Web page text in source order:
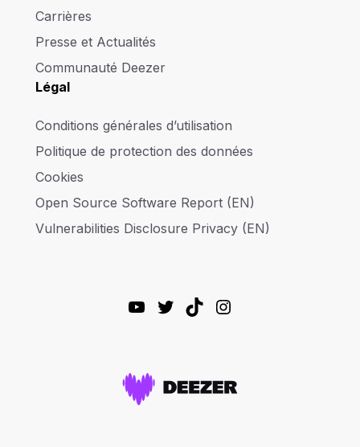
Carrières
Presse et Actualités
Communauté Deezer
Légal
Conditions générales d’utilisation
Politique de protection des données
Cookies
Open Source Software Report (EN)
Vulnerabilities Disclosure Privacy (EN)
YouTube
Twitter
TikTokInstagram